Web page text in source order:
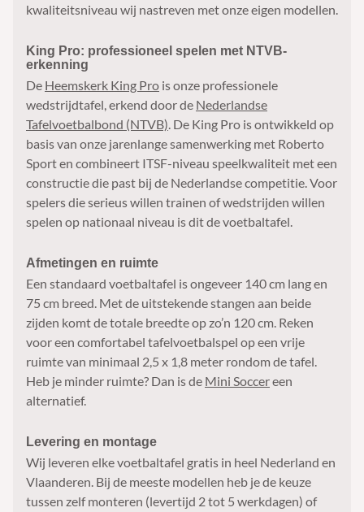
kwaliteitsniveau wij nastreven met onze eigen modellen.
King Pro: professioneel spelen met NTVB-
erkenning
De Heemskerk King Pro is onze professionele
wedstrijdtafel, erkend door de Nederlandse
Tafelvoetbalbond (NTVB). De King Pro is ontwikkeld op
basis van onze jarenlange samenwerking met Roberto
Sport en combineert ITSF-niveau speelkwaliteit met een
constructie die past bij de Nederlandse competitie. Voor
spelers die serieus willen trainen of wedstrijden willen
spelen op nationaal niveau is dit de voetbaltafel.
Afmetingen en ruimte
Een standaard voetbaltafel is ongeveer 140 cm lang en
75 cm breed. Met de uitstekende stangen aan beide
zijden komt de totale breedte op zo’n 120 cm. Reken
voor een comfortabel tafelvoetbalspel op een vrije
ruimte van minimaal 2,5 x 1,8 meter rondom de tafel.
Heb je minder ruimte? Dan is de Mini Soccereen
alternatief.
Levering en montage
Wij leveren elke voetbaltafel gratis in heel Nederland en
Vlaanderen. Bij de meeste modellen heb je de keuze
tussen zelf monteren (levertijd 2 tot 5 werkdagen) of